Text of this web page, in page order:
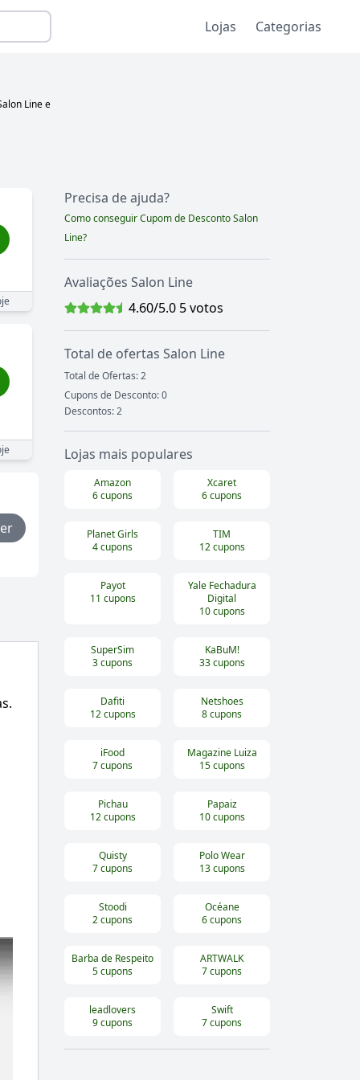
Lojas Categorias
Linee
Precisa de ajuda?
Como conseguir Cupom de DescontoSalon
Line?
Avaliações Salon Line
4.60/5.0 5votos
Total de ofertas Salon Line
Total de Ofertas:2
Cupons de Desconto:0
Descontos:2
Lojas mais populares
Amazon
6cupons
Xcaret
6cupons
Planet Girls
4cupons
TIM
12cupons
Payot
11 cupons
Yale Fechadura
Digital
10cupons
SuperSim
3cupons
KaBuM!
33cupons
Dafiti
12cupons
Netshoes
8cupons
iFood
7cupons
Magazine Luiza
15cupons
Pichau
12cupons
Papaiz
10cupons
Quisty
7cupons
Polo Wear
13cupons
Stoodi
2cupons
Océane
6cupons
Barba de Respeito
5cupons
ARTWALK
7cupons
leadlovers
9cupons
Swift
7cupons